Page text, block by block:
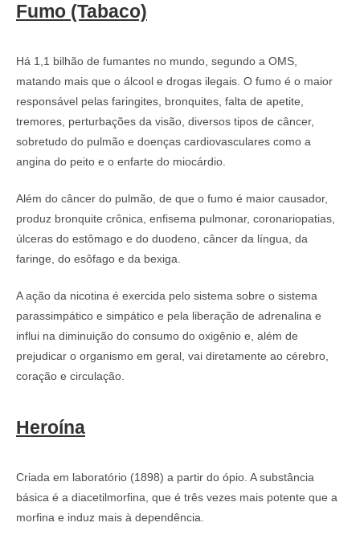
Fumo (Tabaco)
Há 1,1 bilhão de fumantes no mundo, segundo a OMS,
matando mais que o álcool e drogas ilegais. O fumo é o maior
responsável pelas faringites, bronquites, falta de apetite,
tremores, perturbações da visão, diversos tipos de câncer,
sobretudo do pulmão e doenças cardiovasculares como a
angina do peito e o enfarte do miocárdio.
Além do câncer do pulmão, de que o fumo é maior causador,
produz bronquite crônica, enfisema pulmonar, coronariopatias,
úlceras do estômago e do duodeno, câncer da língua, da
faringe, do esôfago e da bexiga.
A ação da nicotina é exercida pelo sistema sobre o sistema
parassimpático e simpático e pela liberação de adrenalina e
influi na diminuição do consumo do oxigênio e, além de
prejudicar o organismo em geral, vai diretamente ao cérebro,
coração e circulação.
Heroína
Criada em laboratório (1898) a partir do ópio. A substância
básica é a diacetilmorfina, que é três vezes mais potente que a
morfina e induz mais à dependência.